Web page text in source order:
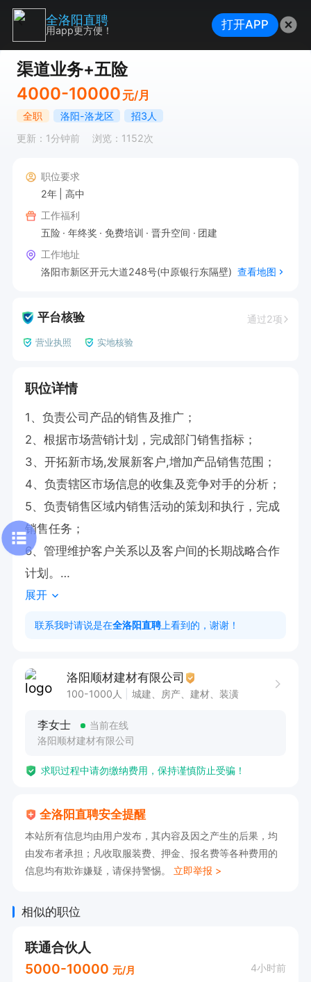
渠道业务+五险
4000-10000 元/月
全职 洛阳-洛龙区
招3人
更新：1分钟前
浏览：1152次
职位要求
2年
高中
工作福利
五险
年终奖 免费培训 晋升空间
团建
工作地址
洛阳市新区开元大道248号(中原银行东隔壁) 查看地图
平台核验 通过2项
营业执照 实地核验
职位详情
1、负责公司产品的销售及推广；
2、根据市场营销计划，完成部门销售指标；
3、开拓新市场,发展新客户,增加产品销售范围；
4、负责辖区市场信息的收集及竞争对手的分析；
5、负责销售区域内销售活动的策划和执行，完成
销售任务；
6、管理维护客户关系以及客户间的长期战略合作
计划。
福利待遇：
社保、节日福利、高温补贴、员工旅游、年终奖
展开
联系我时请说是在全洛阳直聘 上看到的，谢谢！
洛阳顺材建材有限公司
100-1000人 城建、房产、建材、装潢
李女士
当前在线
洛阳顺材建材有限公司
求职过程中请勿缴纳费用，保持谨慎防止受骗！
全洛阳直聘安全提醒
本站所有信息均由用户发布，其内容及因之产生的后果，均
由发布者承担；凡收取服装费、押金、报名费等各种费用的
信息均有欺诈嫌疑，请保持警惕。 立即举报 >
相似的职位
联通合伙人
5000-10000 元/月 4小时前
全洛阳直聘
用app更方便！ 打开APP